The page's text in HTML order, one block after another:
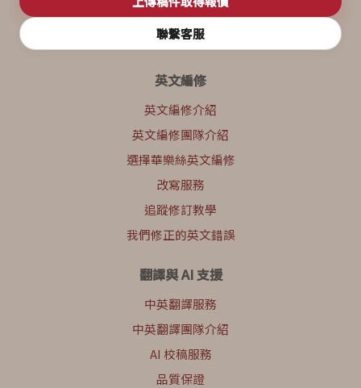
聯繫客服
英文編修
英文編修介紹
英文編修團隊介紹
選擇華樂絲英文編修
改寫服務
追蹤修訂教學
我們修正的英文錯誤
翻譯與 AI 支援
中英翻譯服務
中英翻譯團隊介紹
AI 校稿服務
品質保證